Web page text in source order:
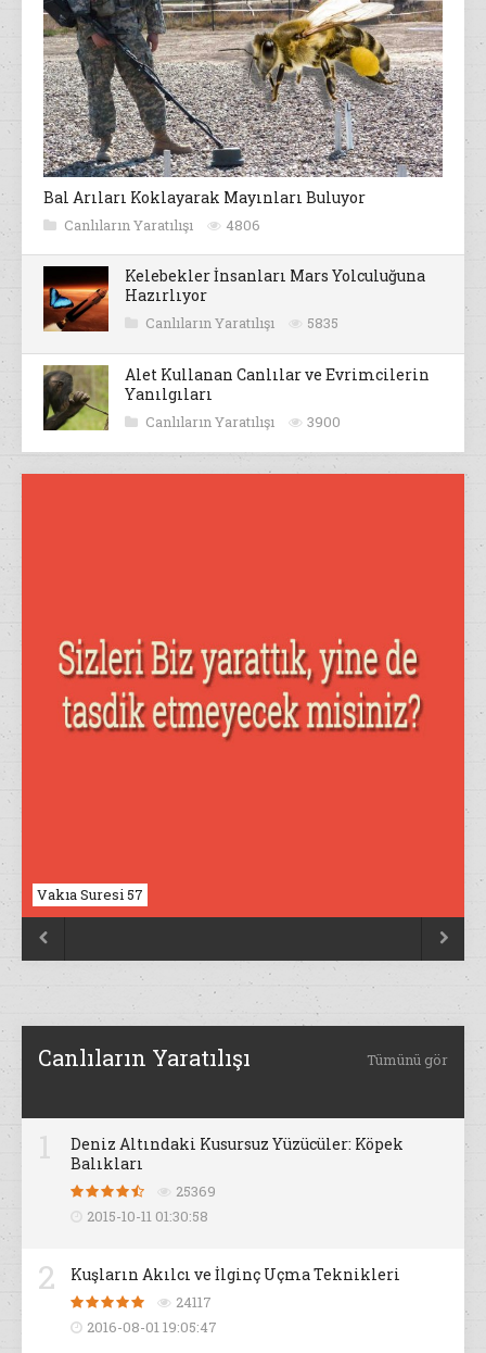
Bal Arıları Koklayarak Mayınları Buluyor
Canlıların Yaratılışı 4806
Kelebekler İnsanları Mars Yolculuğuna
Hazırlıyor
Canlıların Yaratılışı 5835
Alet Kullanan Canlılar ve Evrimcilerin
Yanılgıları
Canlıların Yaratılışı 3900
Vakıa Suresi 57
Nahl Suresi 17
 
Canlıların Yaratılışı Tümünü gör
Deniz Altındaki Kusursuz Yüzücüler: Köpek
Balıkları
25369
2015-10-11 01:30:58
2 Kuşların Akılcı ve İlginç Uçma Teknikleri
24117
2016-08-01 19:05:47